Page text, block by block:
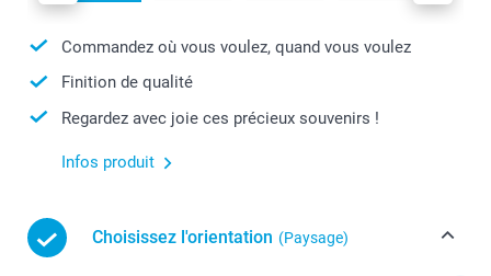
Commandez où vous voulez, quand vous voulez
Finition de qualité
Regardez avec joie ces précieux souvenirs !
Infos produit
Choisissez l'orientation (Paysage)